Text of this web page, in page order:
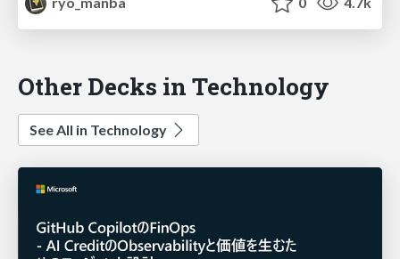
Other Decks in Technology
See All in Technology